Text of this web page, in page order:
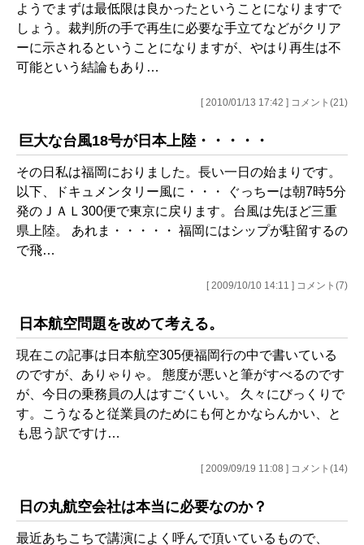
ようでまずは最低限は良かったということになりますで
しょう。裁判所の手で再生に必要な手立てなどがクリア
ーに示されるということになりますが、やはり再生は不
可能という結論もあり…
[ 2010/01/13 17:42 ] コメント(21)
巨大な台風18号が日本上陸・・・・・
その日私は福岡におりました。長い一日の始まりです。
以下、ドキュメンタリー風に・・・ ぐっちーは朝7時5分
発のＪＡＬ300便で東京に戻ります。台風は先ほど三重
県上陸。 あれま・・・・・ 福岡にはシップが駐留するの
で飛…
[ 2009/10/10 14:11 ] コメント(7)
日本航空問題を改めて考える。
現在この記事は日本航空305便福岡行の中で書いている
のですが、ありゃりゃ。 態度が悪いと筆がすべるのです
が、今日の乗務員の人はすごくいい。 久々にびっくりで
す。こうなると従業員のためにも何とかならんかい、と
も思う訳ですけ…
[ 2009/09/19 11:08 ] コメント(14)
日の丸航空会社は本当に必要なのか？
最近あちこちで講演によく呼んで頂いているもので、